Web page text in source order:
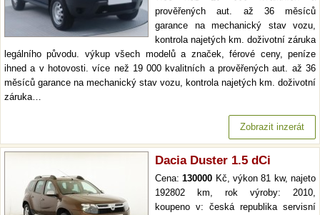
prověřených aut. až 36 měsíců
garance na mechanický stav vozu,
kontrola najetých km. doživotní záruka
legálního původu. výkup všech modelů a značek, férové ceny, peníze
ihned a v hotovosti. více než 19 000 kvalitních a prověřených aut. až 36
měsíců garance na mechanický stav vozu, kontrola najetých km. doživotní
záruka…
Zobrazit inzerát
Dacia Duster 1.5 dCi
Cena:130000 Kč, výkon 81 kw, najeto
192802 km, rok výroby: 2010,
koupeno v: česká republika servisní